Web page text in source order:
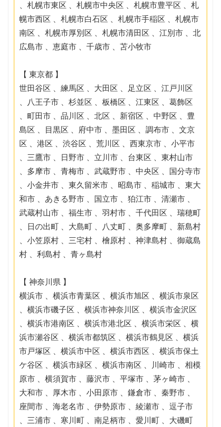
、札幌市東区 、札幌市中央区 、札幌市豊平区 、札
幌市西区 、札幌市白石区 、札幌市手稲区 、札幌市
南区 、札幌市厚別区 、札幌市清田区 、江別市 、北
広島市 、恵庭市 、千歳市 、苫小牧市
【 東京都 】
世田谷区 、練馬区 、大田区 、足立区 、江戸川区
、八王子市 、杉並区 、板橋区 、江東区 、葛飾区
、町田市 、品川区 、北区 、新宿区 、中野区 、豊
島区 、目黒区 、府中市 、墨田区 、調布市 、文京
区 、港区 、渋谷区 、荒川区 、西東京市 、小平市
、三鷹市 、日野市 、立川市 、台東区 、東村山市
、多摩市 、青梅市 、武蔵野市 、中央区 、国分寺市
、小金井市 、東久留米市 、昭島市 、稲城市 、東大
和市 、あきる野市 、国立市 、狛江市 、清瀬市 、
武蔵村山市 、福生市 、羽村市 、千代田区 、瑞穂町
、日の出町 、大島町 、八丈町 、奥多摩町 、新島村
、小笠原村 、三宅村 、檜原村 、神津島村 、御蔵島
村 、利島村 、青ヶ島村
【 神奈川県 】
横浜市 、横浜市青葉区 、横浜市旭区 、横浜市泉区
、横浜市磯子区 、横浜市神奈川区 、横浜市金沢区
、横浜市港南区 、横浜市港北区 、横浜市栄区 、横
浜市瀬谷区 、横浜市都筑区 、横浜市鶴見区 、横浜
市戸塚区 、横浜市中区 、横浜市西区 、横浜市保土
ケ谷区 、横浜市緑区 、横浜市南区 、川崎市 、相模
原市 、横須賀市 、藤沢市 、平塚市 、茅ヶ崎市 、
大和市 、厚木市 、小田原市 、鎌倉市 、秦野市 、
座間市 、海老名市 、伊勢原市 、綾瀬市 、逗子市
、三浦市 、寒川町 、南足柄市 、愛川町 、大磯町